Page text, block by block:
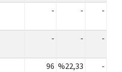
- - -
- - -
96 %22,33 -